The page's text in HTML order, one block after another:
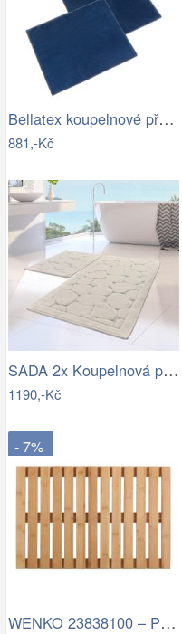
Bellatex koupelnové předložky BANYGOLD…
881,-Kč
SADA 2x Koupelnová předložka LINO 60…
1190,-Kč
- 7%
WENKO 23838100 – Předložka 40x60 cm…